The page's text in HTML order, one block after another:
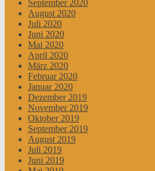
September 2020
August 2020
Juli 2020
Juni 2020
Mai 2020
April 2020
März 2020
Februar 2020
Januar 2020
Dezember 2019
November 2019
Oktober 2019
September 2019
August 2019
Juli 2019
Juni 2019